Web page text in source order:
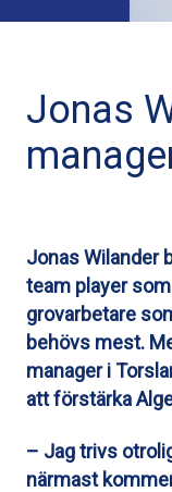
Jonas
Jonas Wilander
team player
grovarbetare
behövs mest.
manager i
att förstärka
– Jag trivs
närmast